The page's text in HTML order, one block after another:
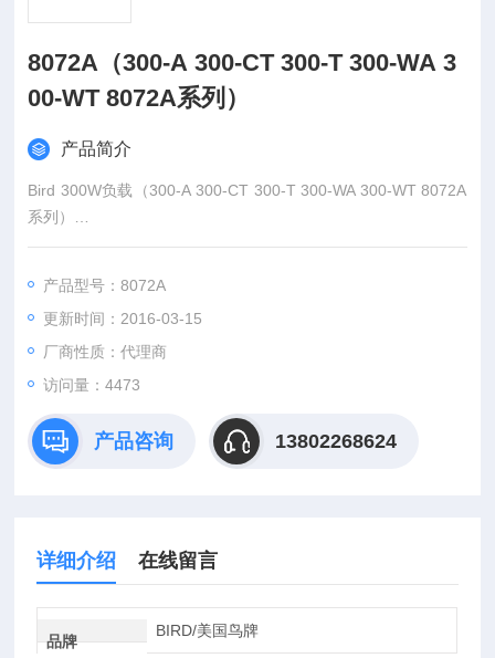
8072A（300-A 300-CT 300-T 300-WA 3
00-WT 8072A系列）
产品简介
Bird 300W负载（300-A 300-CT 300-T 300-WA 300-WT 8072A
系列）
300-CT Series300 W（传导冷却干式）
300-WT Series300 W（对流冷却干式）
8072A Series300 W（传导冷却干式）
产品型号：8072A
更新时间：2016-03-15
厂商性质：代理商
访问量：4473
产品咨询 13802268624
详细介绍 在线留言
品牌
BIRD/美国鸟牌